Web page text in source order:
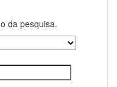
da pesquisa.